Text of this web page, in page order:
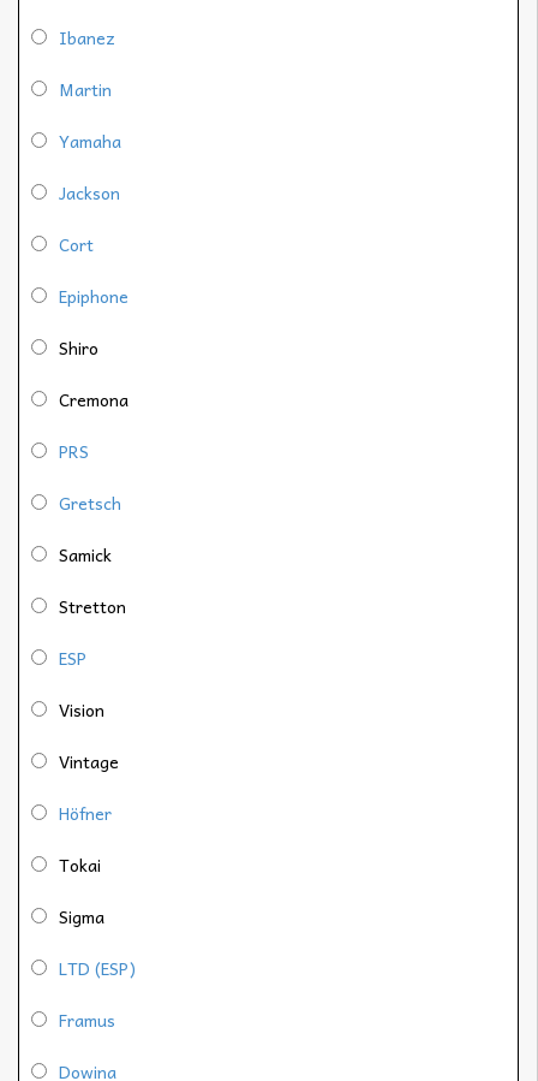
Ibanez
Martin
Yamaha
Jackson
Cort
Epiphone
Shiro
Cremona
PRS
Gretsch
Samick
Stretton
ESP
Vision
Vintage
Höfner
Tokai
Sigma
LTD (ESP)
Framus
Dowina